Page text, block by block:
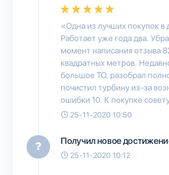
«Одна из лучших покупок в
Работает уже года два.
момент написания отзыва
квадратных метров.
большое ТО, разобрал
почистил турбину из-за
ошибки 10. К покупке
25-11-2020 10:50
Получил новое
25-11-2020 10:12